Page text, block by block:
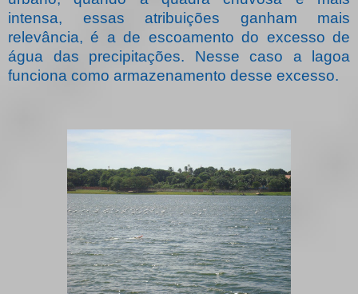
intensa, essas atribuições ganham mais
relevância, é a de escoamento do excesso de
água das precipitações. Nesse caso a lagoa
funciona como armazenamento desse excesso.